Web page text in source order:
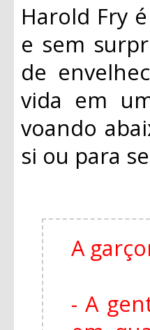
Harold Fry
e sem
de
vida em
voando
si ou para
A
- A